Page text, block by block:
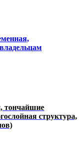
тончайшие
структура,